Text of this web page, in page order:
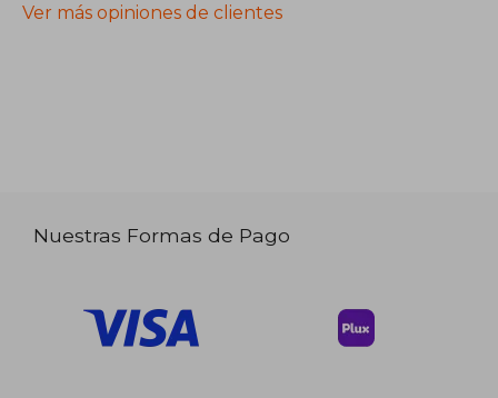
Ver más opiniones de clientes
Nuestras Formas de Pago